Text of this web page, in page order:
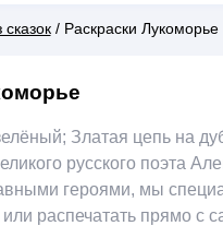
сказок / Раскраски Лукоморье
Златая цепь на
русского поэта
героями, мы
распечатать прямо с